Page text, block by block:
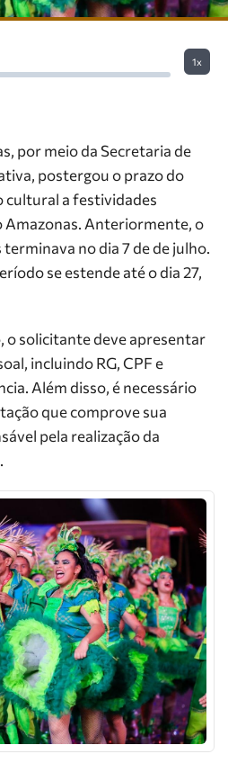
1x
por meio da Secretaria de
postergou o prazo do
cultural a festividades
Amazonas. Anteriormente, o
no dia 7 de de julho.
se estende até o dia 27,
o solicitante deve apresentar
incluindo RG, CPF e
Além disso, é necessário
que comprove sua
pela realização da